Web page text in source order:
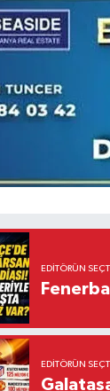
EDITÖRÜN
EDITÖRÜN